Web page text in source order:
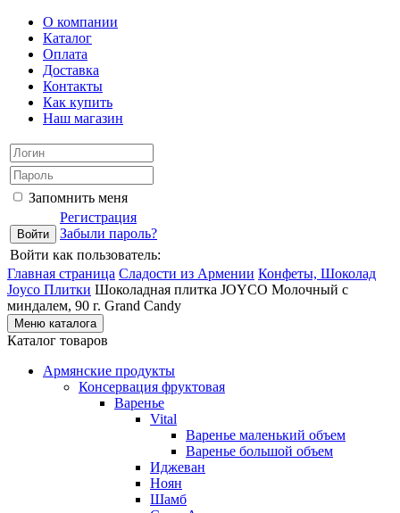
О компании
Каталог
Оплата
Доставка
Контакты
Как купить
Наш магазин
Запомнить меня
Регистрация
Забыли пароль?
Войти как пользователь:
Главная страница Сладости из Армении Конфеты, Шоколад
Joyco Плитки Шоколадная плитка JOYCO Молочный с
миндалем, 90 г. Grand Candy
Меню каталога
Каталог товаров
Армянские продукты
Консервация фруктовая
Варенье
Vital
Варенье маленький объем
Варенье большой объем
Иджеван
Ноян
Шамб